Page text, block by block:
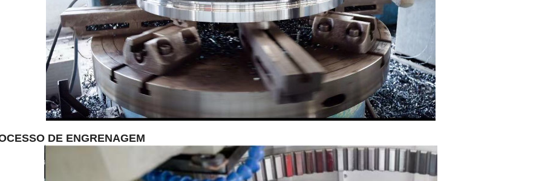
DE ENGRENAGEM